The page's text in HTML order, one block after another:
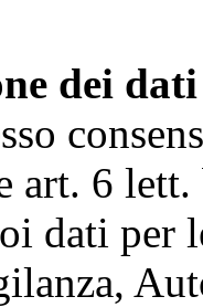
dei dati
art. 6
dati per